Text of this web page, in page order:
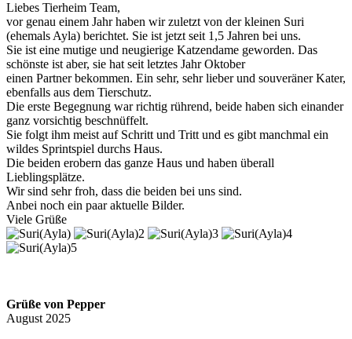
Liebes Tierheim Team,
vor genau einem Jahr haben wir zuletzt von der kleinen Suri
(ehemals Ayla) berichtet. Sie ist jetzt seit 1,5 Jahren bei uns.
Sie ist eine mutige und neugierige Katzendame geworden. Das
schönste ist aber, sie hat seit letztes Jahr Oktober
einen Partner bekommen. Ein sehr, sehr lieber und souveräner Kater,
ebenfalls aus dem Tierschutz.
Die erste Begegnung war richtig rührend, beide haben sich einander
ganz vorsichtig beschnüffelt.
Sie folgt ihm meist auf Schritt und Tritt und es gibt manchmal ein
wildes Sprintspiel durchs Haus.
Die beiden erobern das ganze Haus und haben überall
Lieblingsplätze.
Wir sind sehr froh, dass die beiden bei uns sind.
Anbei noch ein paar aktuelle Bilder.
Viele Grüße
Grüße von Pepper
August 2025